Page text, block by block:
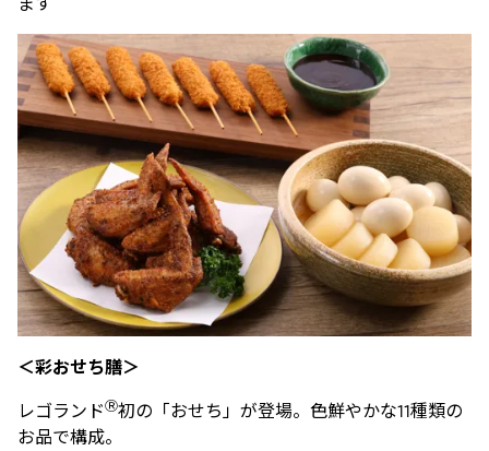
＜彩おせち膳＞
レゴランドⓇ初の「おせち」が登場。色鮮やかな11種類の
お品で構成。